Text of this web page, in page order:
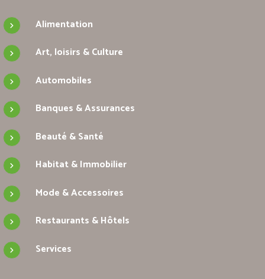
Alimentation
Art, loisirs & Culture
Automobiles
Banques & Assurances
Beauté & Santé
Habitat & Immobilier
Mode & Accessoires
Restaurants & Hôtels
Services